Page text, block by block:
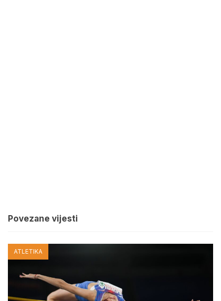
Povezane vijesti
ATLETIKA